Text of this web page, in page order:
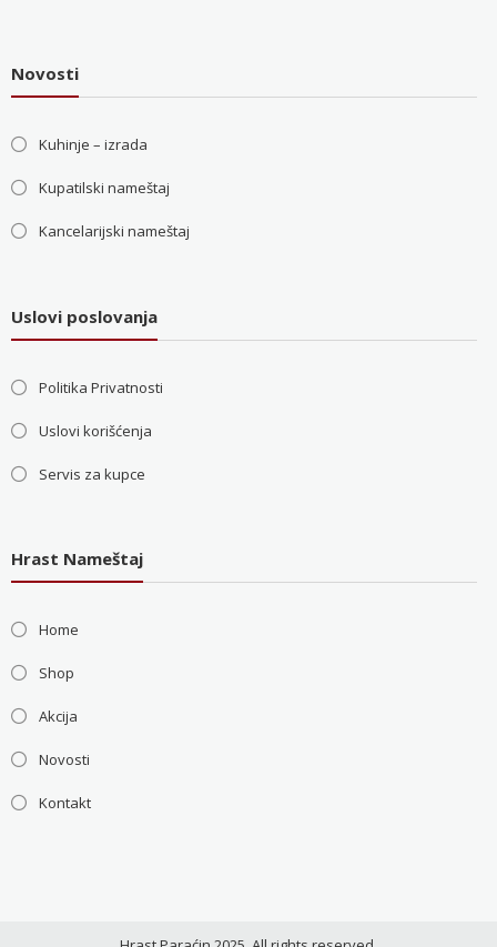
Novosti
Kuhinje – izrada
Kupatilski nameštaj
Kancelarijski nameštaj
Uslovi poslovanja
Politika Privatnosti
Uslovi korišćenja
Servis za kupce
Hrast Nameštaj
Home
Shop
Akcija
Novosti
Kontakt